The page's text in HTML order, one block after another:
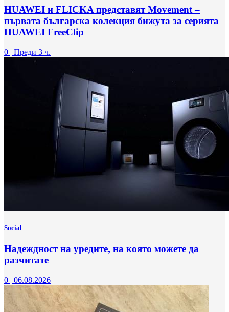
HUAWEI и FLICKA представят Movement –
първата българска колекция бижута за серията
HUAWEI FreeClip
0 | Преди 3 ч.
Social
Надеждност на уредите, на която можете да
разчитате
0 | 06.08.2026